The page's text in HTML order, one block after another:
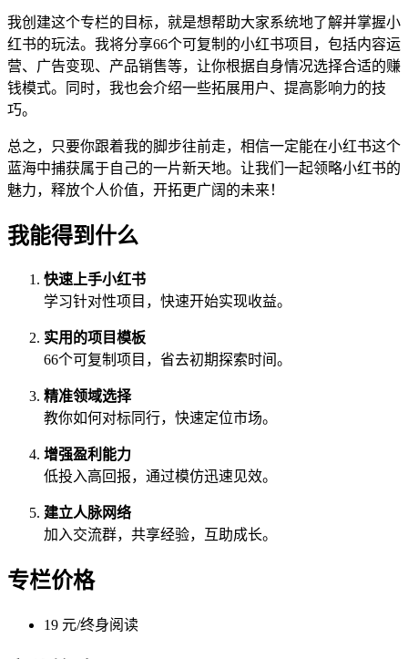
我创建这个专栏的目标，就是想帮助大家系统地了解并掌握小
红书的玩法。我将分享66个可复制的小红书项目，包括内容运
营、广告变现、产品销售等，让你根据自身情况选择合适的赚
钱模式。同时，我也会介绍一些拓展用户、提高影响力的技
巧。
总之，只要你跟着我的脚步往前走，相信一定能在小红书这个
蓝海中捕获属于自己的一片新天地。让我们一起领略小红书的
魅力，释放个人价值，开拓更广阔的未来！
我能得到什么
快速上手小红书
学习针对性项目，快速开始实现收益。
实用的项目模板
66个可复制项目，省去初期探索时间。
精准领域选择
教你如何对标同行，快速定位市场。
增强盈利能力
低投入高回报，通过模仿迅速见效。
建立人脉网络
加入交流群，共享经验，互助成长。
专栏价格
19 元/终身阅读